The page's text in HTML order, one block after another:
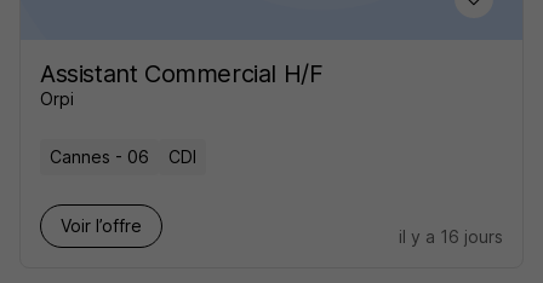
Assistant Commercial H/F
Orpi
Cannes - 06 CDI
Voir l’offre
il y a 16 jours